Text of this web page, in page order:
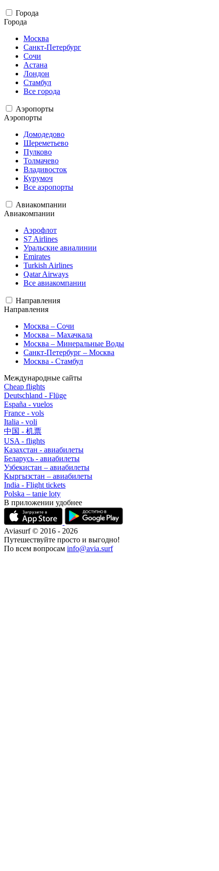
Города
Города
Москва
Санкт-Петербург
Сочи
Астана
Лондон
Стамбул
Все города
Аэропорты
Аэропорты
Домодедово
Шереметьево
Пулково
Толмачево
Владивосток
Курумоч
Все аэропорты
Авиакомпании
Авиакомпании
Аэрофлот
S7 Airlines
Уральские авиалинии
Emirates
Turkish Airlines
Qatar Airways
Все авиакомпании
Направления
Направления
Москва – Сочи
Москва – Махачкала
Москва – Минеральные Воды
Санкт-Петербург – Москва
Москва - Стамбул
Международные сайты
Cheap flights
Deutschland - Flüge
España - vuelos
France - vols
Italia - voli
中国 - 机票
USA - flights
Казахстан - авиабилеты
Беларусь - авиабилеты
Узбекистан – авиабилеты
Кыргызстан – авиабилеты
India - Flight tickets
Polska – tanie loty
В приложении удобнее
Aviasurf © 2016 - 2026
Путешествуйте просто и выгодно!
По всем вопросам info@avia.surf